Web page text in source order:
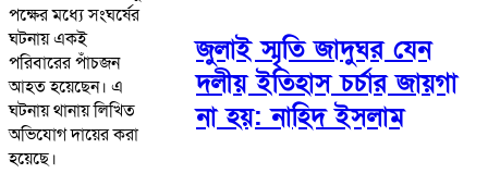
পক্ষের মধ্যে সংঘর্ষের
ঘটনায় একই
পরিবারের পাঁচজন
আহত হয়েছেন। এ
ঘটনায় থানায় লিখিত
অভিযোগ দায়ের করা
হয়েছে।
জুলাই স্মৃতি জাদুঘর যেন
দলীয় ইতিহাস চর্চার জায়গা
না হয়: নাহিদ ইসলাম